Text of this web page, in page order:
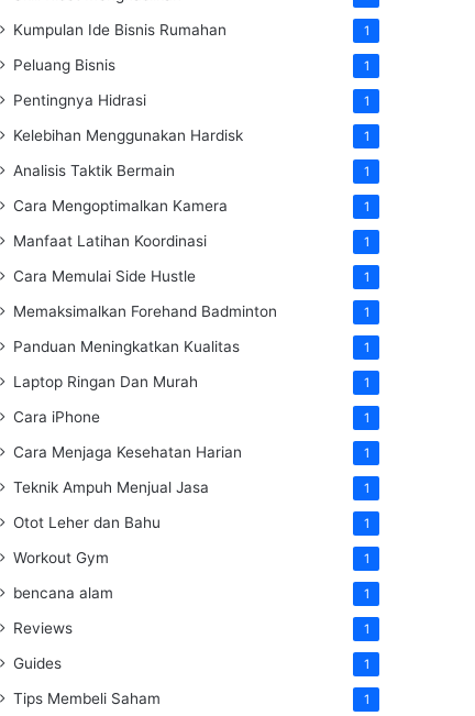
Kumpulan Ide Bisnis Rumahan 1
Peluang Bisnis 1
Pentingnya Hidrasi 1
Kelebihan Menggunakan Hardisk 1
Analisis Taktik Bermain 1
Cara Mengoptimalkan Kamera 1
Manfaat Latihan Koordinasi 1
Cara Memulai Side Hustle 1
Memaksimalkan Forehand Badminton 1
Panduan Meningkatkan Kualitas 1
Laptop Ringan Dan Murah 1
Cara iPhone 1
Cara Menjaga Kesehatan Harian 1
Teknik Ampuh Menjual Jasa 1
Otot Leher dan Bahu 1
Workout Gym 1
bencana alam 1
Reviews 1
Guides 1
Tips Membeli Saham 1